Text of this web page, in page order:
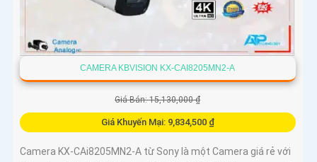
CAMERA KBVISION KX-CAI8205MN2-A
Giá Bán: 15,130,000 ₫
Giá Khuyến Mại: 9,834,500 ₫
Camera KX-CAi8205MN2-A từ Sony là một Camera giá rẻ với